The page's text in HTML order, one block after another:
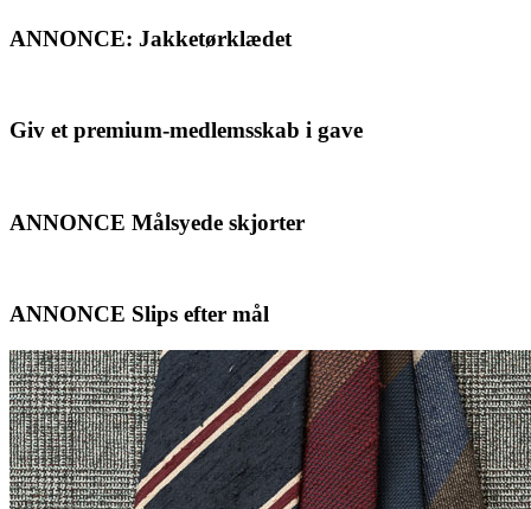
ANNONCE: Jakketørklædet
Giv et premium-medlemsskab i gave
ANNONCE Målsyede skjorter
ANNONCE Slips efter mål